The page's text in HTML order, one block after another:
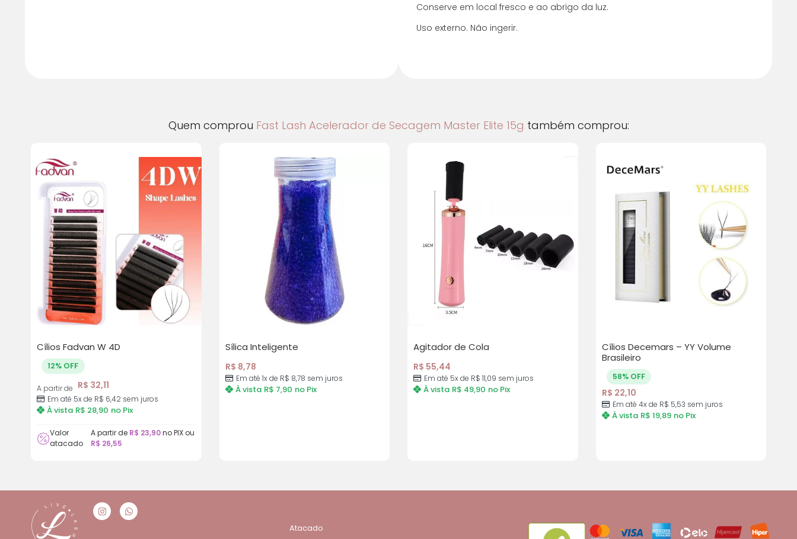
Conserve em local fresco e ao abrigo da luz.
Uso externo. Não ingerir.
Quem comprou Fast Lash Acelerador de Secagem Master Elite 15g também comprou:
Cílios Fadvan W 4D
12% OFF
A partir de R$ 32,11
Em até 5x de R$ 6,42 sem juros
À vista R$ 28,90 no Pix
Valor
atacado
A partir de R$ 23,90no PIX ou
R$ 26,55
Sílica Inteligente
R$ 8,78
Em até 1x de R$ 8,78 sem juros
À vista R$ 7,90 no Pix
Agitador de Cola
R$ 55,44
Em até 5x de R$ 11,09 sem juros
À vista R$ 49,90 no Pix
Cílios Decemars – YY Volume
Brasileiro
58% OFF
R$ 22,10
Em até 4x de R$ 5,53 sem juros
À vista R$ 19,89 no Pix
Atacado